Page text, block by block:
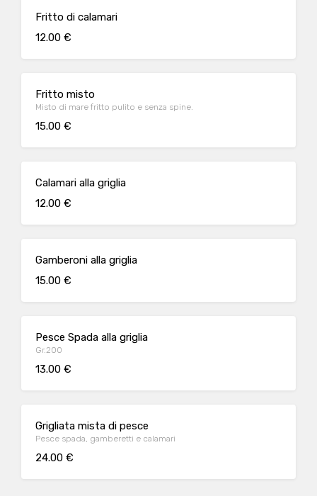
Fritto di calamari
12.00 €
Fritto misto
Misto di mare fritto pulito e senza spine.
15.00 €
Calamari alla griglia
12.00 €
Gamberoni alla griglia
15.00 €
Pesce Spada alla griglia
Gr.200
13.00 €
Grigliata mista di pesce
Pesce spada, gamberetti e calamari
24.00 €